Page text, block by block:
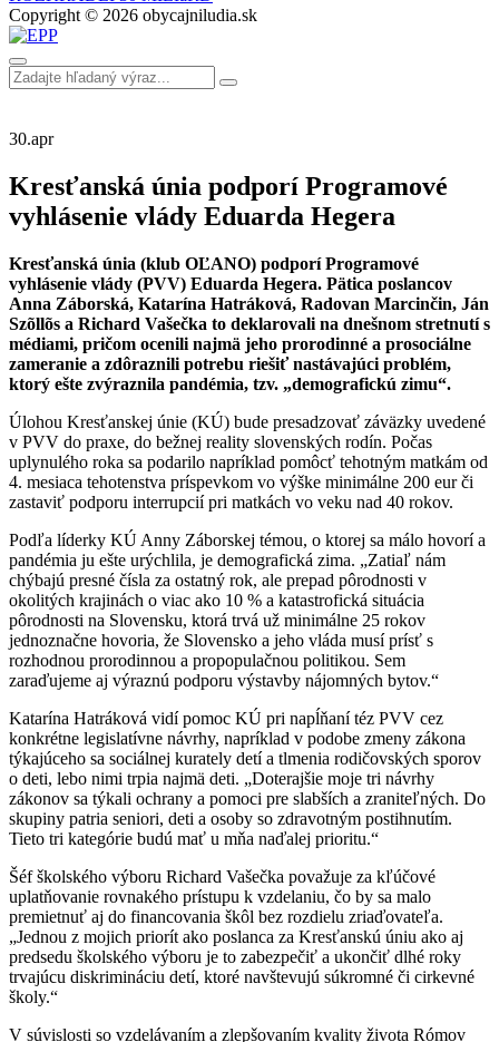
Copyright © 2026 obycajniludia.sk
30.apr
Kresťanská únia podporí Programové
vyhlásenie vlády Eduarda Hegera
Kresťanská únia (klub OĽANO) podporí Programové
vyhlásenie vlády (PVV) Eduarda Hegera. Pätica poslancov
Anna Záborská, Katarína Hatráková, Radovan Marcinčin, Ján
Szõllõs a Richard Vašečka to deklarovali na dnešnom stretnutí s
médiami, pričom ocenili najmä jeho prorodinné a prosociálne
zameranie a zdôraznili potrebu riešiť nastávajúci problém,
ktorý ešte zvýraznila pandémia, tzv. „demografickú zimu“.
Úlohou Kresťanskej únie (KÚ) bude presadzovať záväzky uvedené
v PVV do praxe, do bežnej reality slovenských rodín. Počas
uplynulého roka sa podarilo napríklad pomôcť tehotným matkám od
4. mesiaca tehotenstva príspevkom vo výške minimálne 200 eur či
zastaviť podporu interrupcií pri matkách vo veku nad 40 rokov.
Podľa líderky KÚ Anny Záborskej témou, o ktorej sa málo hovorí a
pandémia ju ešte urýchlila, je demografická zima. „Zatiaľ nám
chýbajú presné čísla za ostatný rok, ale prepad pôrodnosti v
okolitých krajinách o viac ako 10 % a katastrofická situácia
pôrodnosti na Slovensku, ktorá trvá už minimálne 25 rokov
jednoznačne hovoria, že Slovensko a jeho vláda musí prísť s
rozhodnou prorodinnou a propopulačnou politikou. Sem
zaraďujeme aj výraznú podporu výstavby nájomných bytov.“
Katarína Hatráková vidí pomoc KÚ pri napĺňaní téz PVV cez
konkrétne legislatívne návrhy, napríklad v podobe zmeny zákona
týkajúceho sa sociálnej kurately detí a tlmenia rodičovských sporov
o deti, lebo nimi trpia najmä deti. „Doterajšie moje tri návrhy
zákonov sa týkali ochrany a pomoci pre slabších a zraniteľných. Do
skupiny patria seniori, deti a osoby so zdravotným postihnutím.
Tieto tri kategórie budú mať u mňa naďalej prioritu.“
Šéf školského výboru Richard Vašečka považuje za kľúčové
uplatňovanie rovnakého prístupu k vzdelaniu, čo by sa malo
premietnuť aj do financovania škôl bez rozdielu zriaďovateľa.
„Jednou z mojich priorít ako poslanca za Kresťanskú úniu ako aj
predsedu školského výboru je to zabezpečiť a ukončiť dlhé roky
trvajúcu diskrimináciu detí, ktoré navštevujú súkromné či cirkevné
školy.“
V súvislosti so vzdelávaním a zlepšovaním kvality života Rómov